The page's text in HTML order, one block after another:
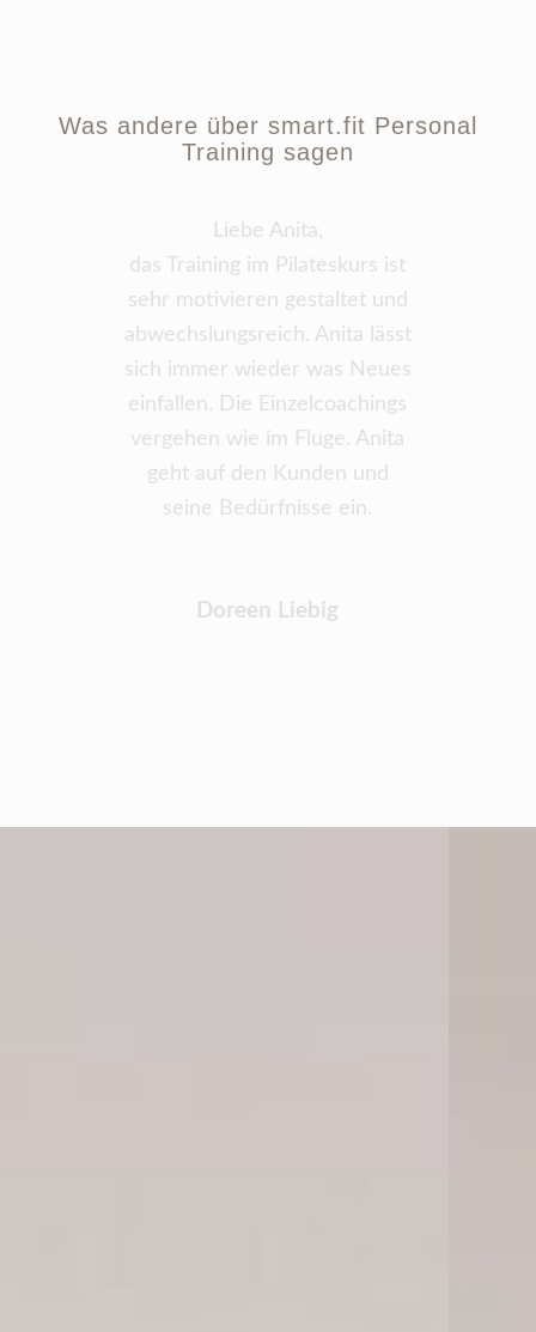
Was andere über smart.fit Personal
Training sagen
Liebe Anita,
das Training im Pilateskurs ist
sehr motivieren gestaltet und
abwechslungsreich. Anita lässt
sich immer wieder was Neues
einfallen. Die Einzelcoachings
vergehen wie im Fluge. Anita
geht auf den Kunden und
seine Bedürfnisse ein.
Doreen Liebig